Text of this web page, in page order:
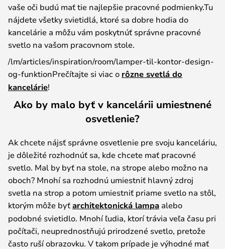
vaše oči budú mať tie najlepšie pracovné podmienky.Tu
nájdete všetky svietidlá, ktoré sa dobre hodia do
kancelárie a môžu vám poskytnúť správne pracovné
svetlo na vašom pracovnom stole.
/lm/articles/inspiration/room/lamper-til-kontor-design-
og-funktionPrečítajte si viac o rôzne svetlá do
kancelárie!
Ako by malo byť v kancelárii umiestnené
osvetlenie?
Ak chcete nájsť správne osvetlenie pre svoju kanceláriu,
je dôležité rozhodnúť sa, kde chcete mať pracovné
svetlo. Mal by byť na stole, na strope alebo možno na
oboch? Mnohí sa rozhodnú umiestniť hlavný zdroj
svetla na strop a potom umiestniť priame svetlo na stôl,
ktorým môže byťarchitektonická lampa alebo
podobné svietidlo. Mnohí ľudia, ktorí trávia veľa času pri
počítači, neuprednostňujú prirodzené svetlo, pretože
často ruší obrazovku. V takom prípade je výhodné mať